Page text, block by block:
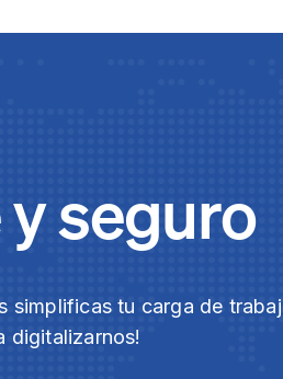
seguro
simplificas tu carga de
digitalizarnos!